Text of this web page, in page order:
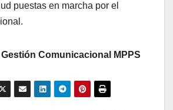
puestas en marcha por el
Gestión Comunicacional MPPS